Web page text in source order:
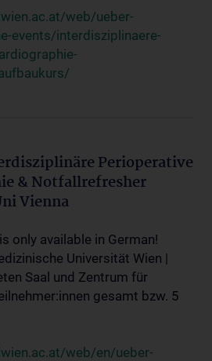
web/ueber-
events/interdisziplinaere-
Perioperative
& Notfallrefresher
Vienna
only available in German!
Universität Wien |
Saal und Zentrum für
gesamt bzw. 5
web/en/ueber-